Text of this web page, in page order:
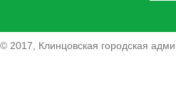
© 2017, Клинцовская городская